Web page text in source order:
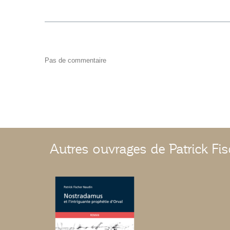
Pas de commentaire
Autres ouvrages de Patrick